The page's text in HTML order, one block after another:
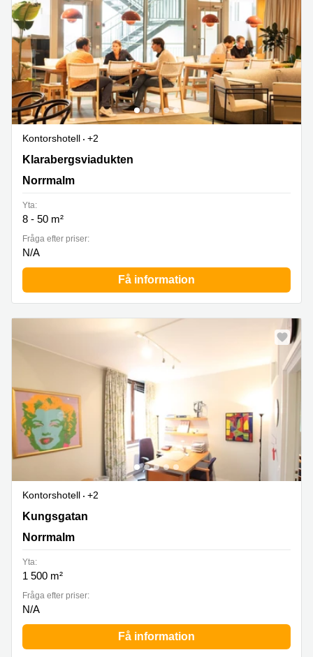
Kontorshotell
+2
Klarabergsviadukten 63, Norrmalm
Klarabergsviadukten
Norrmalm
Yta:
8 - 50 m²
Fråga efter priser:
N/A
Få information
Kontorshotell
+2
Kungsgatan 37, Norrmalm
Kungsgatan
Norrmalm
Yta:
1 500 m²
Fråga efter priser:
N/A
Få information